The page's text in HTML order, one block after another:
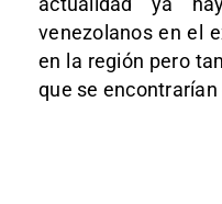
venezolanos en el
en la región pero
que se encontrarían